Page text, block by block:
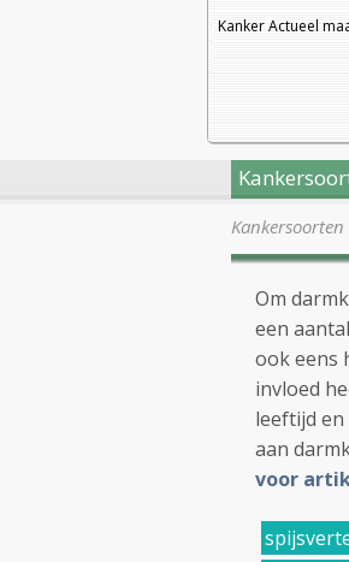
Kanker Actueel
Kankersoorten
Om
een
ook eens
invloed
leeftijd
aan
voor